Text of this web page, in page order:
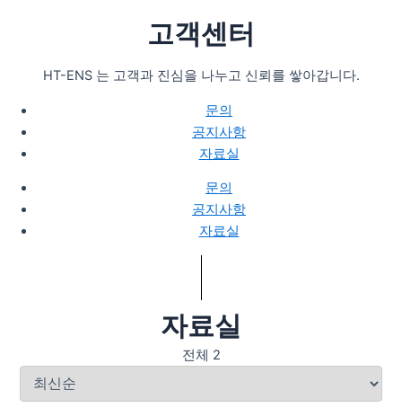
고객센터
HT-ENS 는 고객과 진심을 나누고 신뢰를 쌓아갑니다.
문의
공지사항
자료실
문의
공지사항
자료실
자료실
전체 2